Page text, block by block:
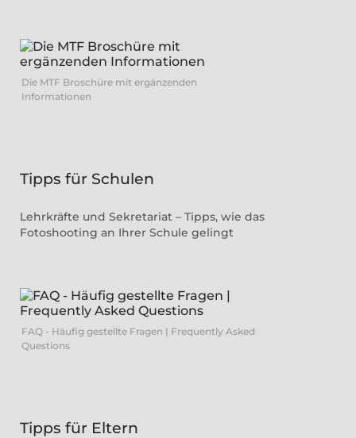
Die MTF Broschüre mit ergänzenden
Informationen
Tipps für Schulen
Lehrkräfte und Sekretariat – Tipps, wie das
Fotoshooting an Ihrer Schule gelingt
FAQ - Häufig gestellte Fragen | Frequently Asked
Questions
Tipps für Eltern